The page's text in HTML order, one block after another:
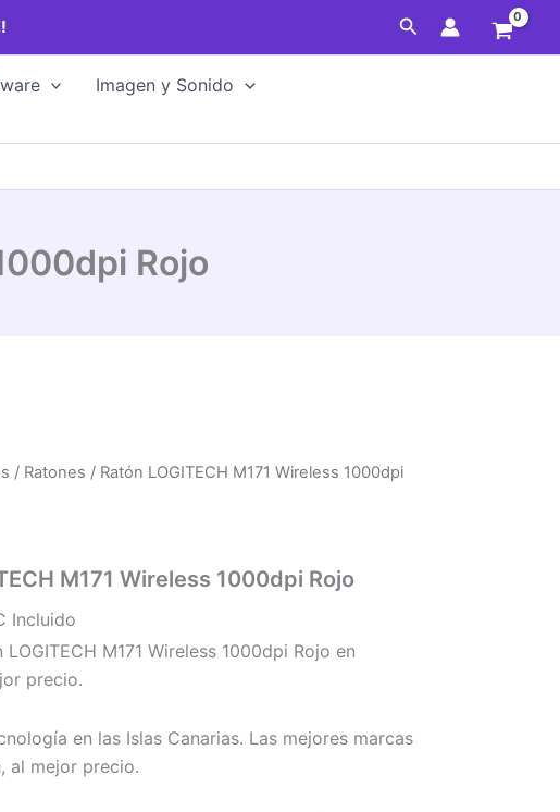
Buscar
Imagen y Sonido
Rojo
/ Ratones / Ratón LOGITECH M171 Wireless 1000dpi
M171 Wireless 1000dpi Rojo
Incluido
M171 Wireless 1000dpi Rojo en
precio.
en las Islas Canarias. Las mejores marcas
al mejor precio.
cantidad